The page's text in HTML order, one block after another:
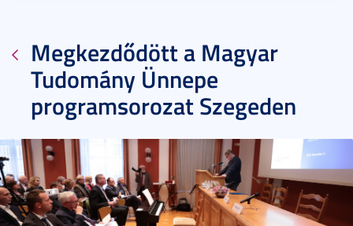
Megkezdődött a Magyar
Tudomány Ünnepe
programsorozat Szegeden